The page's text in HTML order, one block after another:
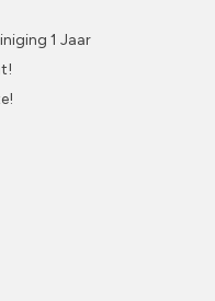
1 Jaar